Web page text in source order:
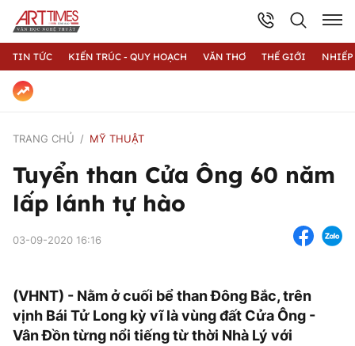
TIN TỨC KIẾN TRÚC - QUY HOẠCH VĂN THƠ THẾ GIỚI
TRANG CHỦ MỸ THUẬT
Tuyển than Cửa Ông 60 năm
lấp lánh tự hào
03-09-2020 16:16
(VHNT) - Nằm ở cuối bể than Đông Bắc, trên
vịnh Bái Tử Long kỳ vĩ là vùng đất Cửa Ông -
Vân Đồn từng nổi tiếng từ thời Nhà Lý với